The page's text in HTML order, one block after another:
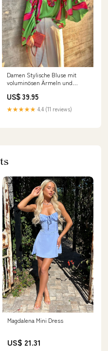
Damen Stylische Bluse mit
voluminösen Ärmeln und
#ComfortableWear
US$ 39.95
★★★★★ 4.4 (11 reviews)
Magdalena Mini Dress
US$ 21.31